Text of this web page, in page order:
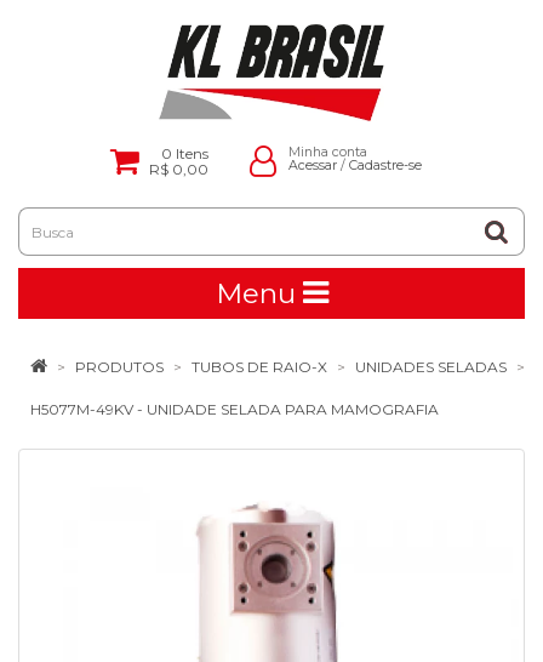
0 Itens
R$ 0,00
Minha conta
Acessar/ Cadastre-se
Menu
PRODUTOS TUBOS DE RAIO-X UNIDADES SELADAS
H5077M-49KV - UNIDADE SELADA PARA MAMOGRAFIA